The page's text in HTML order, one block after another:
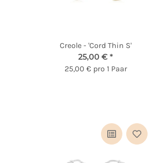
Creole - 'Cord Thin S'
25,00 €*
25,00 € pro 1 Paar